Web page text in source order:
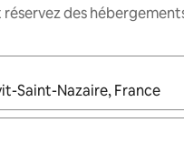
des
résultats s'affichent, utilisez